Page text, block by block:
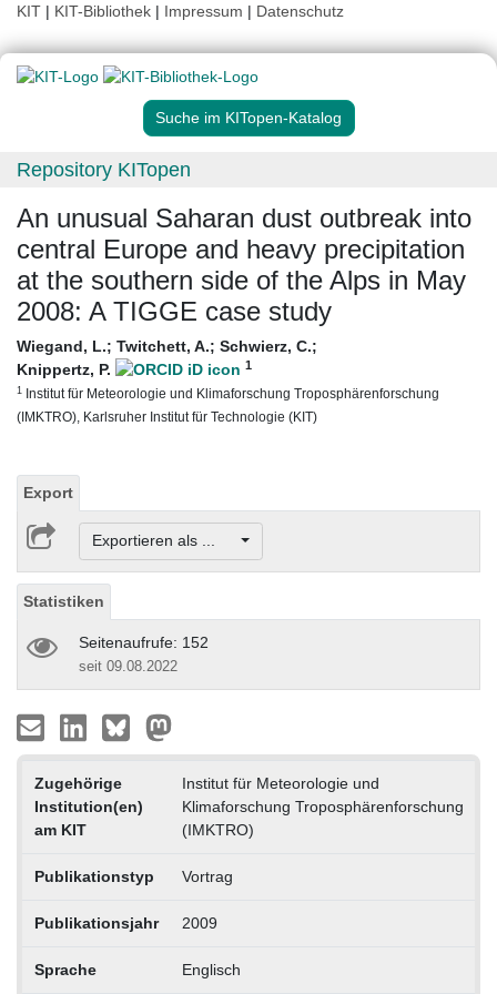
KIT | KIT-Bibliothek | Impressum | Datenschutz
Suche im KITopen-Katalog
Repository KITopen
An unusual Saharan dust outbreak into
central Europe and heavy precipitation
at the southern side of the Alps in May
2008: A TIGGE case study
Wiegand, L.; Twitchett, A.; Schwierz, C.;
Knippertz, P.
1
1 Institut für Meteorologie und Klimaforschung Troposphärenforschung
(IMKTRO), Karlsruher Institut für Technologie (KIT)
Export
Exportieren als ...
Statistiken
Seitenaufrufe: 152
seit 09.08.2022
Zugehörige
Institution(en)
am KIT
Institut für Meteorologie und
Klimaforschung Troposphärenforschung
(IMKTRO)
Publikationstyp Vortrag
Publikationsjahr 2009
Sprache Englisch